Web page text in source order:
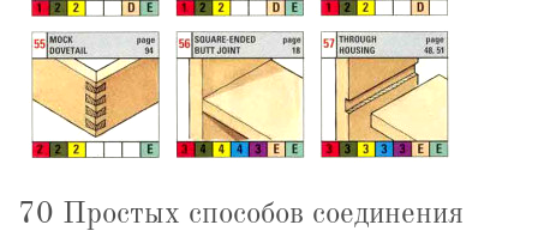
70 Простых способов соединения